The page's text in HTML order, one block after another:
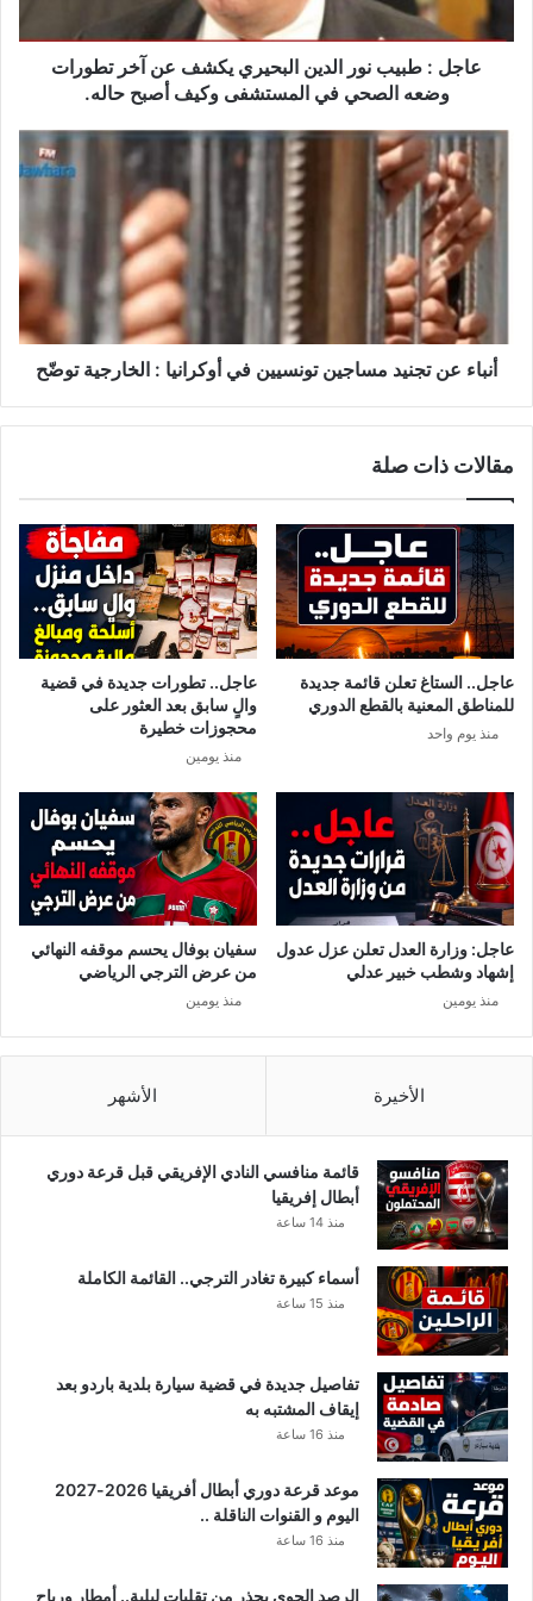
آخر
تطورات
في
المستشفى
أصبح
حاله.
عاجل : طبيب نور الدين البحيري يكشف عن آخر تطورات
وضعه الصحي في المستشفى وكيف أصبح حاله.
أنباء
مساجين
تونسيين
أوكرانيا
الخارجية
توضّح
أنباء عن تجنيد مساجين تونسيين في أوكرانيا : الخارجية توضّح
مقالات ذات صلة
عاجل.. الستاغ تعلن قائمة جديدة
للمناطق المعنية بالقطع الدوري
منذ يوم واحد
عاجل.. تطورات جديدة في قضية
والٍ سابق بعد العثور على
محجوزات خطيرة
منذ يومين
عاجل: وزارة العدل تعلن عزل عدول
إشهاد وشطب خبير عدلي
منذ يومين
سفيان بوفال يحسم موقفه النهائي
من عرض الترجي الرياضي
منذ يومين
الأخيرة الأشهر
قائمة منافسي النادي الإفريقي قبل قرعة دوري
أبطال إفريقيا
منذ 14 ساعة
أسماء كبيرة تغادر الترجي.. القائمة الكاملة
منذ 15 ساعة
تفاصيل جديدة في قضية سيارة بلدية باردو بعد
إيقاف المشتبه به
منذ 16 ساعة
موعد قرعة دوري أبطال أفريقيا 2026-2027
اليوم و القنوات الناقلة ..
منذ 16 ساعة
الرصد الجوي يحذر من تقلبات ليلية.. أمطار ورياح